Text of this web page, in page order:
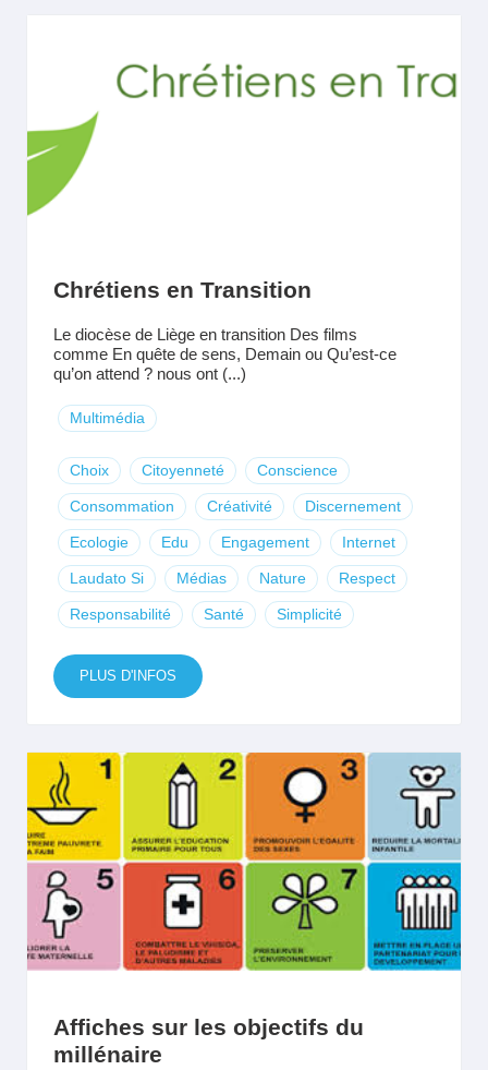
Chrétiens en Transition
Le diocèse de Liège en transition Des films
comme En quête de sens, Demain ou Qu’est-ce
qu’on attend ? nous ont (...)
Multimédia
Choix Citoyenneté Conscience
Consommation Créativité Discernement
Ecologie Edu Engagement Internet
Laudato Si Médias Nature Respect
Responsabilité Santé Simplicité
PLUS D'INFOS
Affiches sur les objectifs du
millénaire